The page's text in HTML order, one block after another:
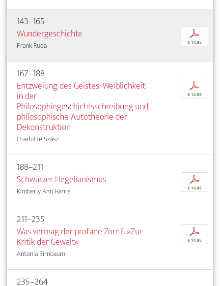
143–165
Wundergeschichte
Frank Ruda
p
€ 14,95
167–188
Entzweiung des Geistes: Weiblichkeit
in der
Philosophiegeschichtsschreibung und
philosophische Autotheorie der
Dekonstruktion
Charlotte Szász
p
€ 14,95
188–211
Schwarzer Hegelianismus
Kimberly Ann Harris
p
€ 14,95
211–235
Was vermag der profane Zorn?. »Zur
Kritik der Gewalt«
Antonia Birnbaum
p
€ 14,95
235–264